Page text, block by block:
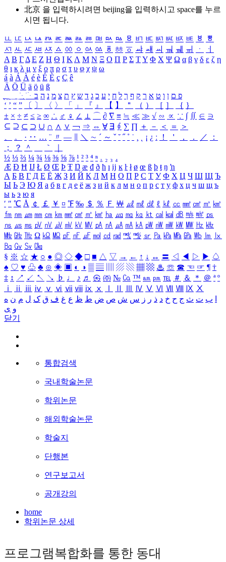
北京 을 입력하시려면 beijing을 입력하시고 space를 누르
시면 됩니다.
ㅥ ㅦ ㅧ ㅨ ㅩ ㅪ ㅫ ㅬ ㅭ ㅮ ㅯ ㅰ ㅱ ㅲ ㅳ ㅴ ㅵ ㅶ ㅷ ㅸ
ㅹ
ㅺ ㅻ ㅼ ㅽ ㅾ ㅿ ㆀ ㆁ ㆂ ㆃ ㆄ ㆅ ㆆ ㆇ ㆈ ㆉ ㆊ ㆋ ㆌ ㆍ
ㆎ
Α Β ΓΔ Ε Ζ Η Θ Ι ΚΛ Μ Ν Ξ Ο Π Ρ Σ ΤΥ Φ Χ Ψ Ω α β γ δ ε ζ η
θ ι κ λ μ ν ξ ο π ρ σ τ υ φ χ ψ ω
á à Á À é è É È ç Ç ê
Ä Ö Ü ä ö ü ß
ִֶֹ ֻּ ׁׂ פ ם ן ו ט א ר ק ף ך ל ח י ע כ ג ד ש ץ ת צ מ נ ה ב
‘ ’ “ ” 〔 〕 〈 〉 「 」 『 』 【 】 ＂ （ ） ［ ］ ｛ ｝
± × ÷ ≠ ≤ ≥ ∞ ∴ ♂ ♀ ∠ ⊥ ⌒ ∂ ∇ ≡ ≒ ≪ ≫ √ ∽ ∝ ∵ ∫ ∬ ∈ ∋
⊆ ⊇ ⊂ ⊃ ∪ ∩ ∧ ∨ ￢ ⇒ ⇔ ∀ ∃ ∮ ∑ ∏ ＋ － ＜ ＝
＞
、
。 · ‥ … ¨ 〃 ― ＼ ∼ ´ ～ ˇ ˘ ˝ ˚ ˙ ¸ ¡ ¿ ː ！ ＇ ， ． ／
：
；
？ ＾ ｀
½ ⅓ ⅔ ¼ ¾ ⅛ ⅜ ⅝ ⅞ ¹ ² ³ ⁴ ⁿ ₁ ₂ ₃ ₄
Æ Ð Ħ Ĳ Ł Ø Œ Þ Ŧ Ŋ æ đ ð ħ ı ĳ ĸ ŀ ł ø œ ß þ ŧ ŋ ŉ
А Б В Г Д Е Ё Ж З И Й К Л М Н О П Р С Т У Ф Х Ц Ч Ш Щ Ъ
Ы Ь Э Ю Я а б в г д е ё ж з и й к л м н о п р с т у ф х ц ч ш щ ъ
ы ь э ю я
′ ″ ℃ Å ￠ ￡ ￥ ¤ ℉ ‰ ＄ ％ Ｆ ￦ ㎕ ㎖ ㎗ ℓ ㎘ ㏄ ㎣ ㎤ ㎥ ㎦
㎙ ㎚ ㎛ ㎜ ㎝ ㎞ ㎟ ㎠ ㎡ ㎢ ㏊ ㎍ ㎎ ㎏ ㏏ ㎈ ㎉ ㏈ ㎧ ㎨ ㎰
㎱ ㎲ ㎳ ㎴ ㎵ ㎶ ㎷ ㎸ ㎹ ㎀ ㎁ ㎂ ㎃ ㎄ ㎺ ㎻ ㎽ ㎾ ㎿ ㎐ ㎑
㎒ ㎓ ㎔ Ω ㏀ ㏁ ㎊ ㎋ ㎌ ㏖ ㏅ ㎭ ㎮ ㎯ ㏛ ㎩ ㎪ ㎫ ㎬ ㏝ ㏐
㏓
㏃ ㏉ ㏜ ㏆
§ ※ ☆ ★ ○ ● ◎ ◇ ◆ □ ■ △ ▽ → ← ↑ ↓ ↔ 〓 ◁ ◀ ▷ ▶ ♤
♠ ♡ ♥ ♧ ♣ ⊙ ◈ ▣ ◐ ◑ ▒ ▤ ▨ ▧ ▦ ▩ ♨ ☏ ☎ ☜ ☞ ¶ †
‡ ↕ ↗ ↙ ↖ ↘ ♭ ♩ ♪ ♬ ㉿ ㈜ № ㏇ ™ ㏂ ㏘ ℡ ＃ ＆ ＊ ＠ ª º
ⅰ
ⅱ ⅲ ⅳ ⅴ ⅵ ⅶ ⅷ ⅸ ⅹ Ⅳ Ⅴ Ⅵ Ⅶ Ⅷ Ⅸ Ⅹ
ب ت ث ج ح خ د ذ ر ز س ش ص ض ط ظ ع غ ف ق ک ل م ن ه
و ی
닫기
통합검색
국내학술논문
학위논문
해외학술논문
학술지
단행본
연구보고서
공개강의
home
학위논문 상세
프로그램복합화를 통한 동대